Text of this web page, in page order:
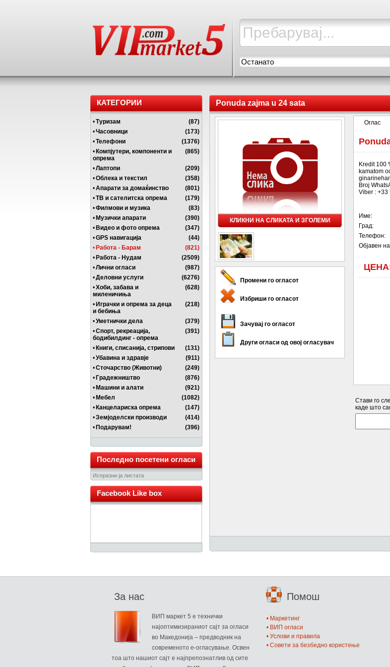
Останато
КАТЕГОРИИ
•Туризам
(87)
•Часовници
(173)
•Телефони
(1376)
• Компјутери, компоненти и
опрема
(865)
•Лаптопи
(209)
•Облека и текстил
(358)
•Апарати за домаќинство
(801)
•ТВ и сателитска опрема
(179)
•Филмови и музика
(83)
• Музички апарати
(390)
• Видео и фото опрема
(347)
•GPS навигација
(44)
• Работа - Барам
(821)
• Работа - Нудам
(2509)
•Лични огласи
(987)
•Деловни услуги
(6276)
•Хоби, забава и
миленичиња
(628)
• Играчки и опрема за деца
и бебиња
(218)
•Уметнички дела
(379)
•Спорт, рекреација,
бодибилдинг - опрема
(391)
• Книги, списанија, стрипови
(131)
•Убавина и здравје
(911)
•Сточарство (Животни)
(249)
• Градежништво
(876)
• Машини и алати
(921)
• Мебел
(1082)
• Канцелариска опрема
(147)
•Земјоделски производи
(414)
• Подарувам! (396)
Последно посетени огласи
Испразни ја листата
Facebook Like box
Ponuda zajma u 24 sata
КЛИКНИ НА СЛИКАТА И ЗГОЛЕМИ
Промени го огласот
Избриши го огласот
Зачувај го огласот
Други огласи од овој огласувач
Оглас
Kredit 100
kamatom
Broj
Viber : +33
Име:
Град:
Телефон:
Објавен
Стави го
каде што
За нас
ВИП маркет 5 е технички
најоптимизираниот сајт за огласи
во Македонија – предводник на
современото е-огласување. Освен
тоа што нашиот сајт е најпрепознатлив од сите
Помош
• Маркетинг
• ВИП огласи
• Услови и правила
• Совети за безбедно користење